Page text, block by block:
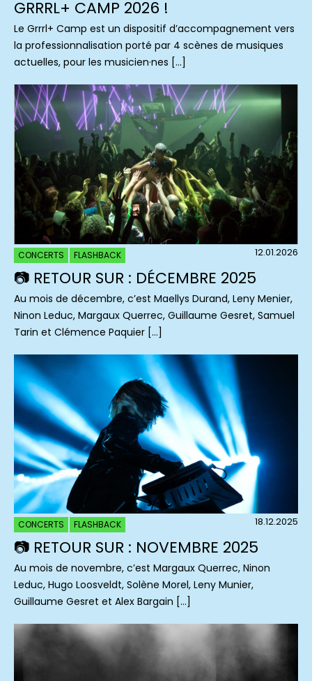
GRRRL+ CAMP 2026 !
Le Grrrl+ Camp est un dispositif d’accompagnement vers
la professionnalisation porté par 4 scènes de musiques
actuelles, pour les musicien·nes […]
CONCERTS FLASHBACK 12.01.2026
📷 RETOUR SUR : DÉCEMBRE 2025
Au mois de décembre, c’est Maellys Durand, Leny Menier,
Ninon Leduc, Margaux Querrec, Guillaume Gesret, Samuel
Tarin et Clémence Paquier […]
CONCERTS FLASHBACK 18.12.2025
📷 RETOUR SUR : NOVEMBRE 2025
Au mois de novembre, c’est Margaux Querrec, Ninon
Leduc, Hugo Loosveldt, Solène Morel, Leny Munier,
Guillaume Gesret et Alex Bargain […]